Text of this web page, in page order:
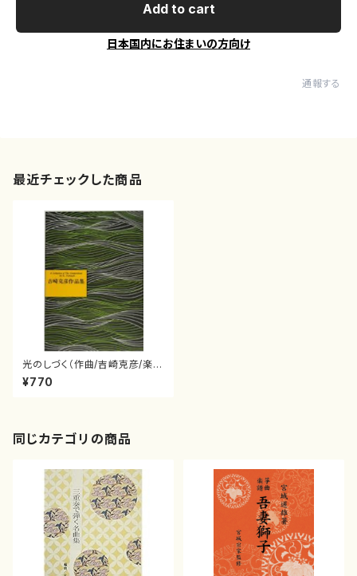
Add to cart
日本国内にお住まいの方向け
通報する
最近チェックした商品
光のしづく（作曲/吉崎克彦/楽
譜）
¥770
同じカテゴリの商品